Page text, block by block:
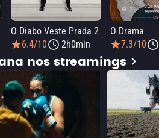
O Diabo Veste Prada 2
6.4/10
2h0min
O Drama
7.3/10
nos streamings